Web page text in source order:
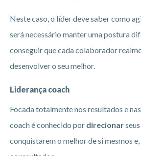
Neste caso, o líder deve saber como
será necessário manter uma postura
conseguir que cada colaborador
desenvolver o seu melhor.
Liderança coach
Focada totalmente nos resultados e
coach é conhecido por direcionar
conquistarem o melhor de si mesmos